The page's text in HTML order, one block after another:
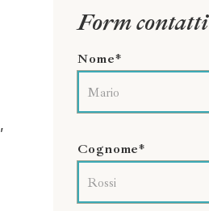
,
Form contatti
Nome*
Cognome*